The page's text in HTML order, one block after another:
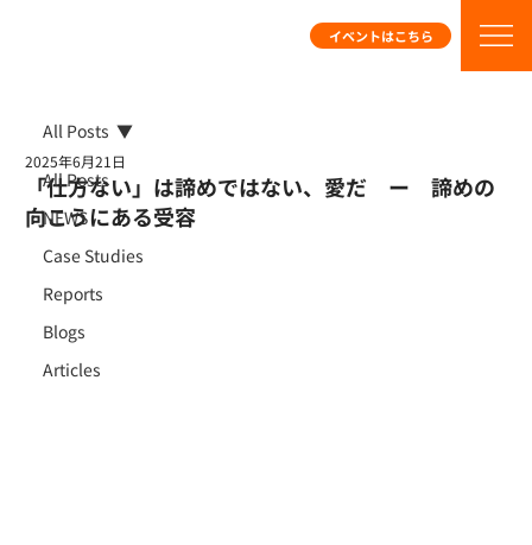
イベントはこちら
All Posts
NEWS
Case Studies
Reports
Blogs
Articles
All Posts
「仕方ない」は諦めではない、愛だ ー 諦めの
向こうにある受容
2025年6月21日